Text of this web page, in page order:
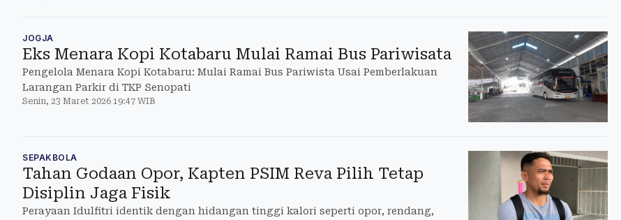
JOGJA
Eks Menara Kopi Kotabaru Mulai Ramai Bus Pariwisata
Pengelola Menara Kopi Kotabaru: Mulai Ramai Bus Pariwista Usai Pemberlakuan
Larangan Parkir di TKP Senopati
Senin, 23 Maret 2026 19:47 WIB
SEPAKBOLA
Tahan Godaan Opor, Kapten PSIM Reva Pilih Tetap
Disiplin Jaga Fisik
Perayaan Idulfitri identik dengan hidangan tinggi kalori seperti opor, rendang,